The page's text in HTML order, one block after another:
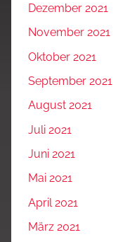
Dezember 2021
November 2021
Oktober 2021
September 2021
August 2021
Juli 2021
Juni 2021
Mai 2021
April 2021
März 2021